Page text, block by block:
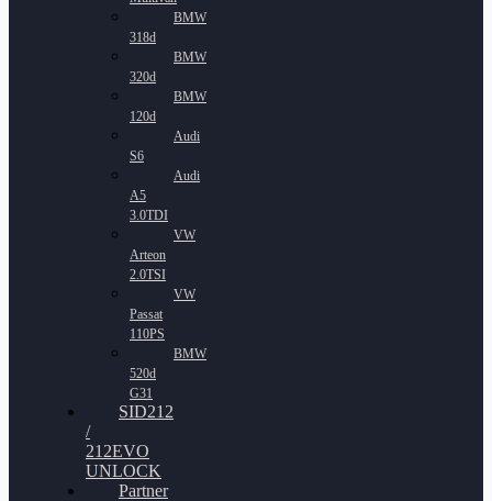
BMW
318d
BMW
320d
BMW
120d
Audi
S6
Audi
A5
3.0TDI
VW
Arteon
2.0TSI
VW
Passat
110PS
BMW
520d
G31
SID212
/
212EVO
UNLOCK
Partner